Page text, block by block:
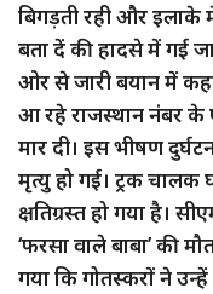
बिगड़ती रही और इलाके
बता दें की हादसे में गई
ओर से जारी बयान में
आ रहे राजस्थान नंबर के
मार दी। इस भीषण
मृत्यु हो गई। ट्रक चालक
क्षतिग्रस्त हो गया है।
‘फरसा वाले बाबा’ की
गया कि गोतस्करों ने